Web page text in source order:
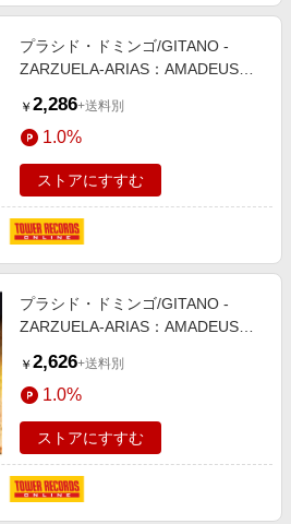
プラシド・ドミンゴ/GITANO -
ZARZUELA-ARIAS：AMADEUS
JUAN VERT/ETC：ROLANDO
VILLAZON(T)/PLACIDO
DOMINGO(cond)/ORQUESTA
COMUNIDAD DE
MADRID[VC3654742]
￥ 2,286+送料別
1.0%
ストアにすすむ
プラシド・ドミンゴ/GITANO -
ZARZUELA-ARIAS：AMADEUS
JUAN VERT/ETC (DELUXE/+DV)：
ROLANDO
VILLAZON(T)/PLACIDO
DOMINGO(cond)/ORQUESTA
COMUNIDAD DE
MADRID[VCW3654812]
￥ 2,626+送料別
1.0%
ストアにすすむ